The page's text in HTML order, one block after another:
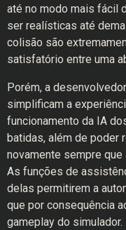
até no modo mais fácil
ser realísticas até
colisão são
satisfatório entre uma
Porém, a
simplificam a
funcionamento da IA
batidas, além de poder
novamente sempre
As funções de
delas permitirem a
que por consequência
gameplay do simulador.